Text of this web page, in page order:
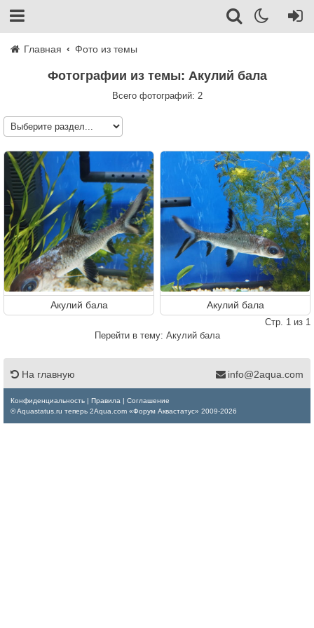
Главная Фото из темы
Фотографии из темы: Акулий бала
Всего фотографий: 2
Акулий бала Акулий бала
Стр. 1 из 1
Перейти в тему: Акулий бала
На главную info@2aqua.com
Конфиденциальность Правила
Соглашение
© Aquastatus.ru теперь 2Aqua.com «Форум Аквастатус» 2009-2026